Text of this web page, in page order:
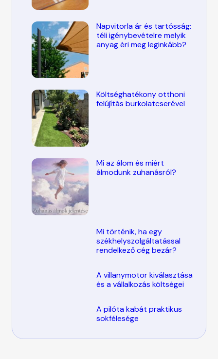
Napvitorla ár és tartósság:
téli igénybevételre melyik
anyag éri meg leginkább?
Költséghatékony otthoni
felújítás burkolatcserével
Mi az álom és miért
álmodunk zuhanásról?
Mi történik, ha egy
székhelyszolgáltatással
rendelkező cég bezár?
A villanymotor kiválasztása
és a vállalkozás költségei
A pilóta kabát praktikus
sokfélesége